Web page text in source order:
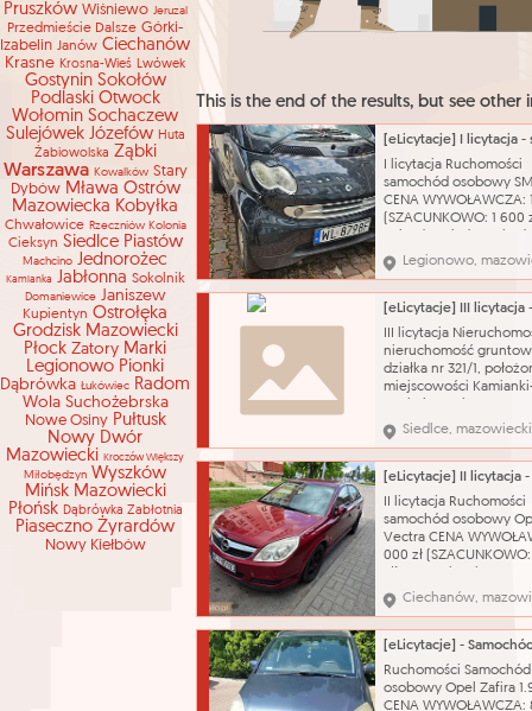
Pruszków Wiśniewo Jeruzal
Przedmieście Dalsze Górki-
Izabelin Janów Ciechanów
Krasne Krosna-Wieś Lwówek
Gostynin Sokołów
Podlaski Otwock
Wołomin Sochaczew
Sulejówek Józefów Huta
Żabiowolska Ząbki
Warszawa Kowalków Stary
Dybów Mława Ostrów
Mazowiecka Kobyłka
Chwałowice Rzeczniów-Kolonia
Cieksyn Siedlce Piastów
Machcino Jednorożec
Kamianka Jabłonna Sokolnik
Domaniewice Janiszew
Kupientyn Ostrołęka
Grodzisk Mazowiecki
Płock Zatory Marki
Legionowo Pionki
Dąbrówka Łukówiec Radom
Wola Suchożebrska
Nowe Osiny Pułtusk
Nowy Dwór
Mazowiecki Kroczów Większy
Miłobędzyn Wyszków
Mińsk Mazowiecki
Płońsk Dąbrówka Zabłotnia
Piaseczno Żyrardów
Nowy Kiełbów
This is the end of the results, but see other
I licytacja Ruchomości
samochód osobowy
CENA WYWOŁAWCZA:
(SZACUNKOWO: 1 600
prawy tył (wypadek
komunikacyjny,
prawe tylne koło) brak
powietrza , badanie
do 25.08.2026r, brak
możliwości odpalenia
brak możliwości
Legionowo,
III licytacja
nieruchomość
działka nr 321/1,
miejscowości
CENA WYWOŁAWCZA:
(SZACUNKOWO: 2 626
Nieruchomość
postaci działki nr 321/1
powierzchni 0,0887 ha,
położona w obrębie
Kamianki – Czabaje w
Siedlce,
II licytacja Ruchomości
samochód osobowy
Vectra CENA
000 zł
Samochód osobowy
Opel Model: Vectra Typ
nadwozia: sedan
silnika: 1796 cm³
benzyna Rok
Skrzynia biegów:
rejestracyj
Ciechanów,
Ruchomości Samochód
osobowy Opel Zafira
CENA WYWOŁAWCZA: